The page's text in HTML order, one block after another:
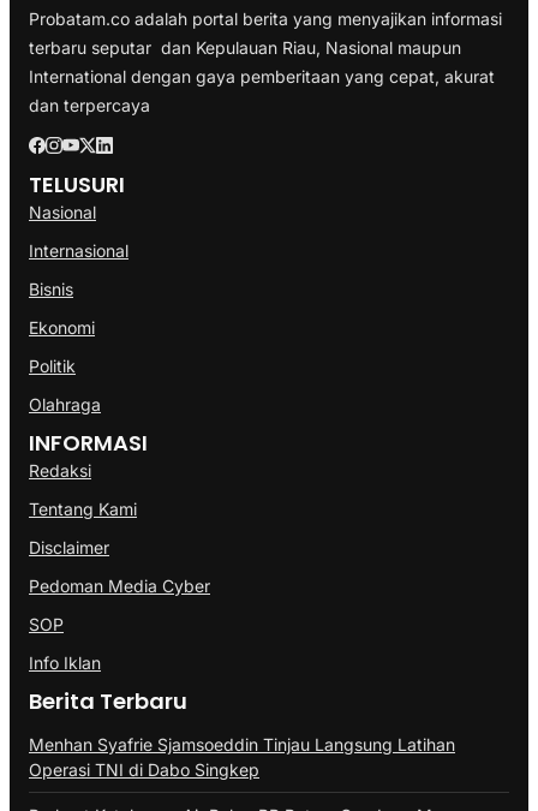
Probatam.co adalah portal berita yang menyajikan informasi
terbaru seputar dan Kepulauan Riau, Nasional maupun
International dengan gaya pemberitaan yang cepat, akurat
dan terpercaya
TELUSURI
Nasional
Internasional
Bisnis
Ekonomi
Politik
Olahraga
INFORMASI
Redaksi
Tentang Kami
Disclaimer
Pedoman Media Cyber
SOP
Info Iklan
Berita Terbaru
Menhan Syafrie Sjamsoeddin Tinjau Langsung Latihan
Operasi TNI di Dabo Singkep